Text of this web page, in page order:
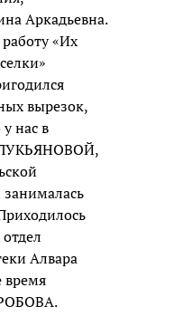
Аркадьевна.
«Их
вырезок,
нас в
Алвара
время